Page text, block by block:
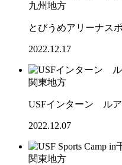
九州地方
とびうめアリーナス
2022.12.17
関東地方
USFインターン ル
2022.12.07
関東地方